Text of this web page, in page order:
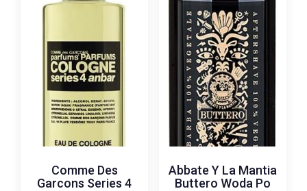
Comme Des
Garcons Series 4
Abbate Y La Mantia
Buttero Woda Po